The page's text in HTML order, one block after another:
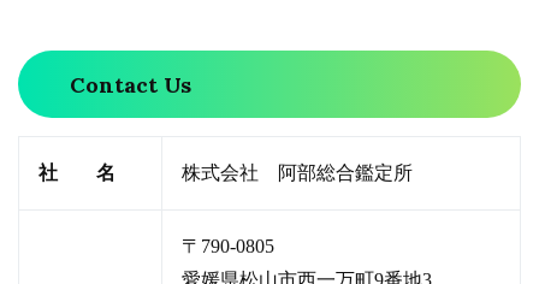
Contact Us
社 名 株式会社 阿部総合鑑定所
〒790-0805
愛媛県松山市西一万町9番地3